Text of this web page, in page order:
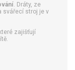
. Dráty, ze
svářecí stroj je v
zajišťují